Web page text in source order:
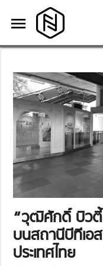
menu
menu
“วุฒิศักดิ์ บิวตี้
บนสถานีบีทีเอ
ประเทศไทย